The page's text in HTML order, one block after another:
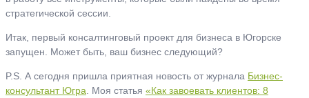
стратегической сессии.
Итак, первый консалтинговый проект для бизнеса в Югорске
запущен. Может быть, ваш бизнес следующий?
P.S. А сегодня пришла приятная новость от журнала Бизнес-
консультант Югра . Моя статья «Как завоевать клиентов: 8